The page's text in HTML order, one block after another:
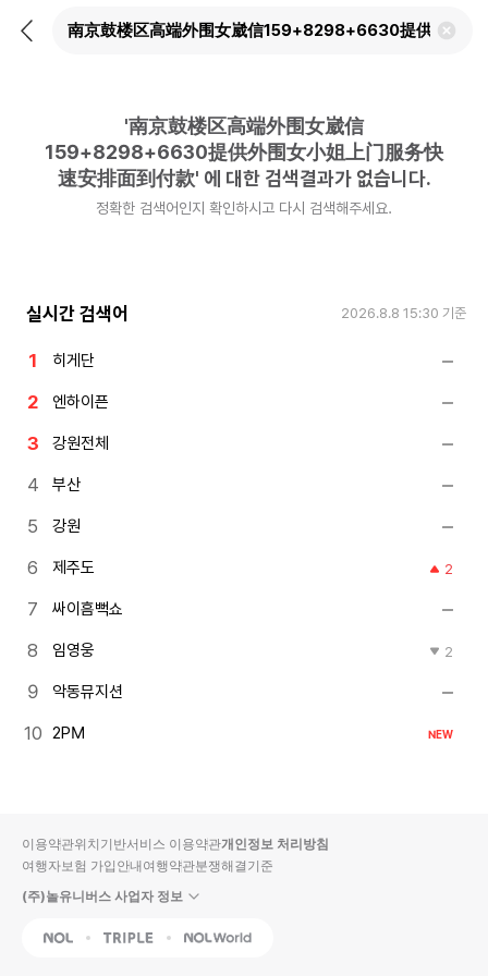
뒤
검
'南京鼓楼区高端外围女崴信
159+8298+6630提供外围女小姐上门服务快
速安排面到付款' 에 대한 검색결과가 없습니다.
정확한 검색어인지 확인하시고 다시 검색해주세요.
실시간 검색어 2026.8.8 15:30 기준
히게단
엔하이픈
강원전체
부산
강원
제주도 2
싸이흠뻑쇼
임영웅 2
악동뮤지션
2PM NEW
이용약관위치기반서비스 이용약관개인정보 처리방침
여행자보험 가입안내여행약관분쟁해결기준
(주)놀유니버스 사업자 정보
NOL Triple Interpark Global